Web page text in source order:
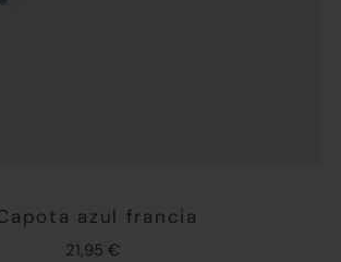
azul francia
21,95 €